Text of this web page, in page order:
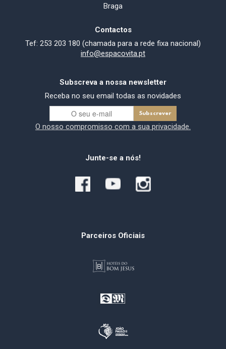
Braga
Contactos
Tef: 253 203 180 (chamada para a rede fixa nacional)
info@espacovita.pt
Subscreva a nossa newsletter
Receba no seu email todas as novidades
O nosso compromisso com a sua privacidade.
Junte-se a nós!
Parceiros Oficiais